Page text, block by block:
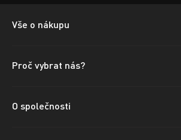
Vše o nákupu
Proč vybrat nás?
O společnosti